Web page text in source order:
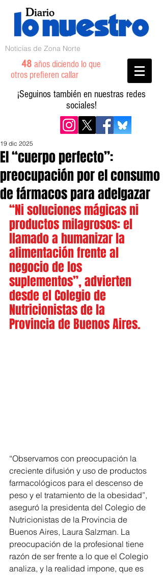
Noticias de Zona Norte
48 años diciendo lo que
otros prefieren callar
¡Seguinos también en nuestras redes
sociales!
El “cuerpo perfecto”:
preocupación por el consumo
de fármacos para adelgazar
19 dic 2025
“Ni soluciones mágicas ni
productos milagrosos: el
llamado a humanizar la
alimentación frente al
negocio de los
suplementos”, advierten
desde el Colegio de
Nutricionistas de la
Provincia de Buenos Aires.
“Observamos con preocupación la
creciente difusión y uso de productos
farmacológicos para el descenso de
peso y el tratamiento de la obesidad”,
aseguró la presidenta del Colegio de
Nutricionistas de la Provincia de
Buenos Aires, Laura Salzman. La
preocupación de la profesional tiene
razón de ser frente a lo que el Colegio
analiza, y la realidad impone, que es